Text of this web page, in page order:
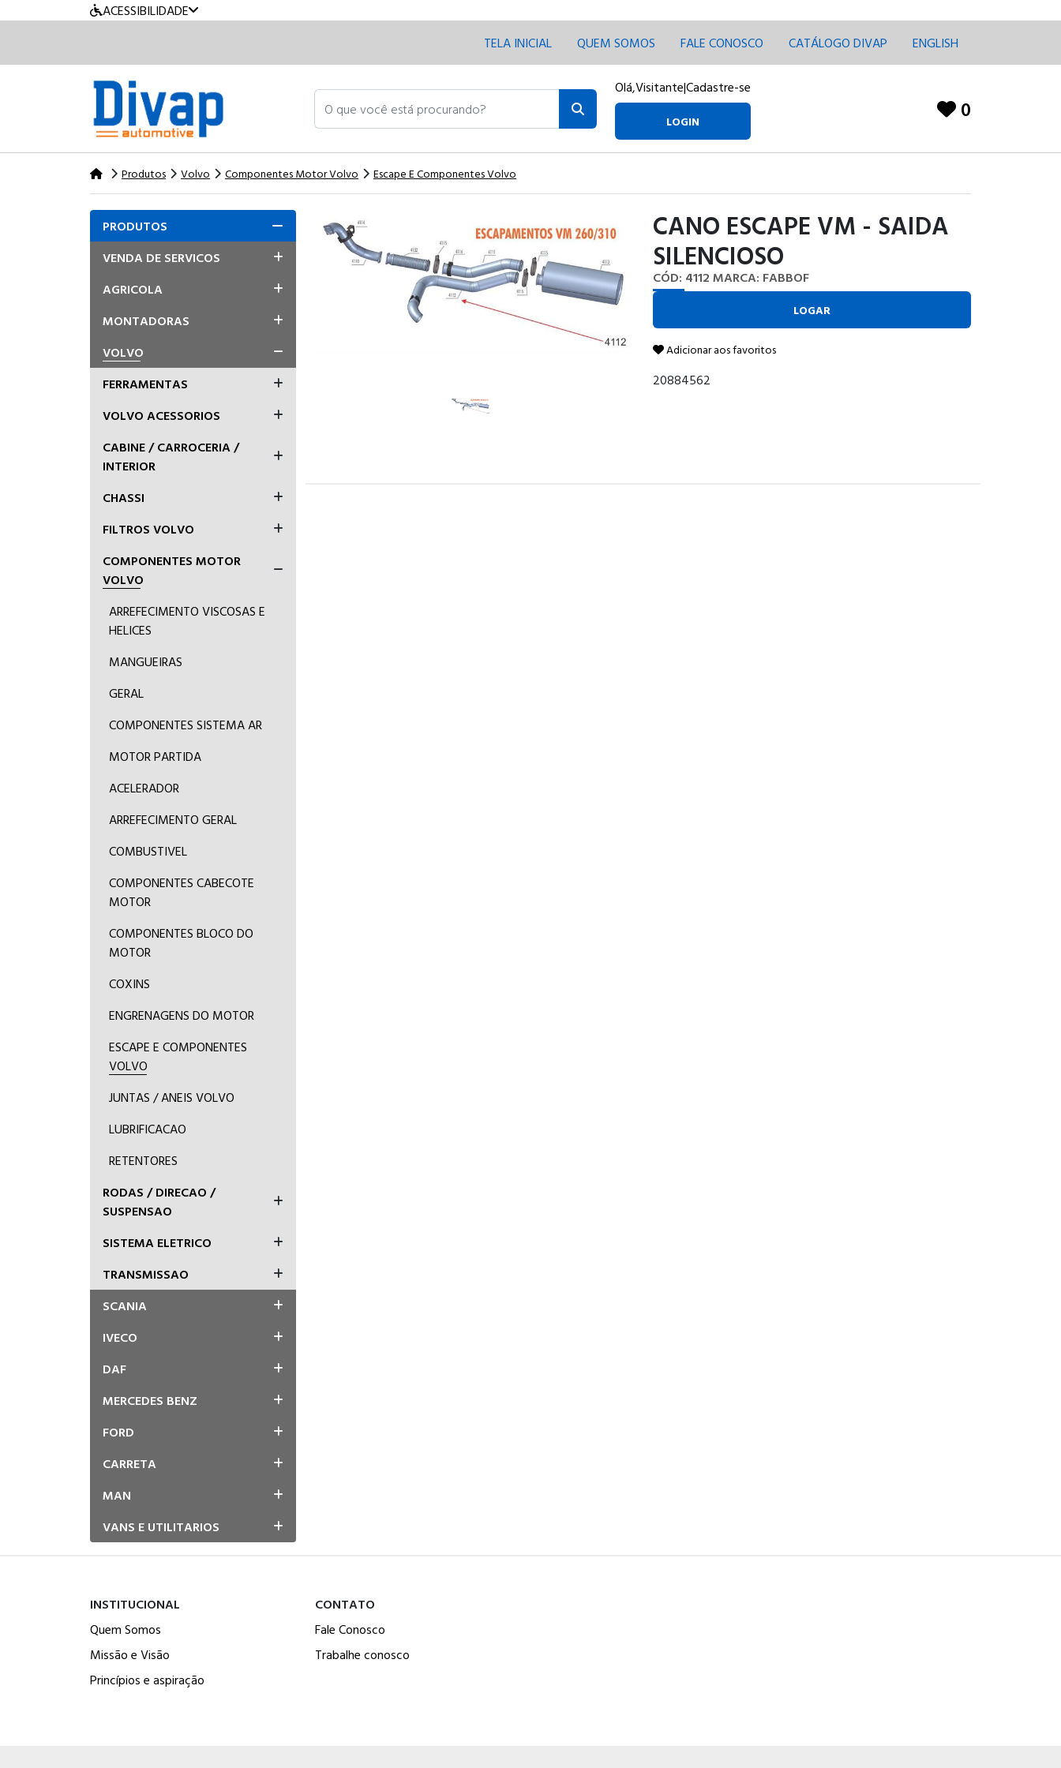
ACESSIBILIDADE
TELA INICIAL
QUEM SOMOS FALE CONOSCO CATÁLOGO DIVAP ENGLISH
O que você está procurando? Olá,Visitante|Cadastre-se
LOGIN 0
Produtos Volvo Componentes Motor Volvo Escape E Componentes Volvo
PRODUTOS
VENDA DE SERVICOS
AGRICOLA
MONTADORAS
VOLVO
FERRAMENTAS
VOLVO ACESSORIOS
CABINE / CARROCERIA /
INTERIOR
CHASSI
FILTROS VOLVO
COMPONENTES MOTOR
VOLVO
ARREFECIMENTO VISCOSAS E
HELICES
MANGUEIRAS
GERAL
COMPONENTES SISTEMA AR
MOTOR PARTIDA
ACELERADOR
ARREFECIMENTO GERAL
COMBUSTIVEL
COMPONENTES CABECOTE
MOTOR
COMPONENTES BLOCO DO
MOTOR
COXINS
ENGRENAGENS DO MOTOR
ESCAPE E COMPONENTES
VOLVO
JUNTAS / ANEIS VOLVO
LUBRIFICACAO
RETENTORES
RODAS / DIRECAO /
SUSPENSAO
SISTEMA ELETRICO
TRANSMISSAO
SCANIA
IVECO
DAF
MERCEDES BENZ
FORD
CARRETA
MAN
VANS E UTILITARIOS
CANO ESCAPE VM - SAIDA
SILENCIOSO
CÓD: 4112 MARCA: FABBOF
LOGAR
Adicionar aos favoritos
20884562
INSTITUCIONAL
Quem Somos
Missão e Visão
Princípios e aspiração
CONTATO
Fale Conosco
Trabalhe conosco